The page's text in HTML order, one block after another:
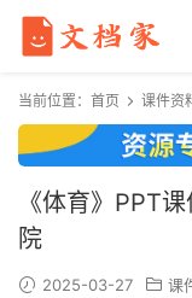
当前位置： 首页 课件资
《体育》PPT
院
2025-03-27 课